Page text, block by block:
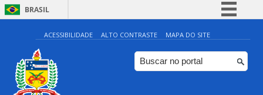
BRASIL
Simplifique!
Comunica BR
Participe
ACESSIBILIDADE ALTO CONTRASTE MAPA DO SITE
0:00